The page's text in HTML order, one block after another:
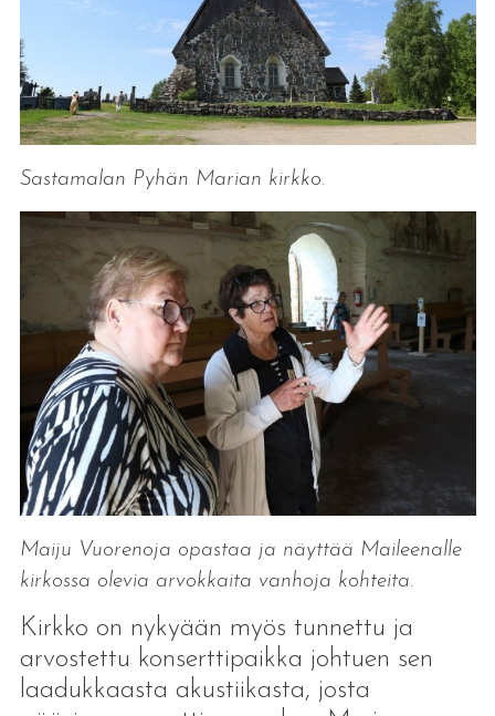
Sastamalan Pyhän Marian kirkko.
Maiju Vuorenoja opastaa ja näyttää Maileenalle
kirkossa olevia arvokkaita vanhoja kohteita.
Kirkko on nykyään myös tunnettu ja
arvostettu konserttipaikka johtuen sen
laadukkaasta akustiikasta, josta